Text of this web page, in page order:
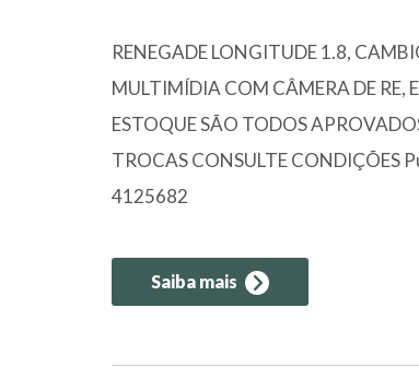
RENEGADE LONGITUDE 1.8,
MULTIMÍDIA COM CÂMERA DE RE,
ESTOQUE SÃO TODOS
TROCAS CONSULTE CONDIÇÕES
4125682
Saiba mais